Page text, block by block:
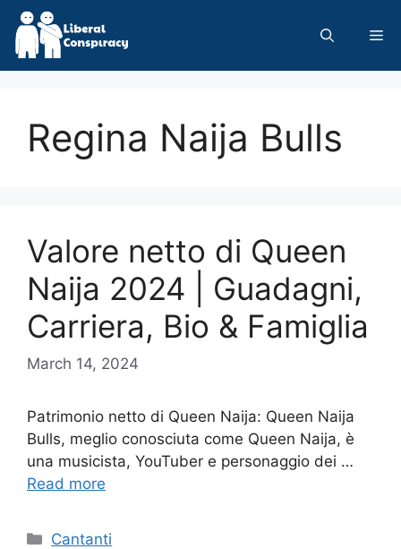
Skip
content
Regina Naija Bulls
Valore netto di Queen
Naija 2024 | Guadagni,
Carriera, Bio & Famiglia
March 14, 2024
Patrimonio netto di Queen Naija: Queen Naija
Bulls, meglio conosciuta come Queen Naija, è
una musicista, YouTuber e personaggio dei …
Read more
Categories
Cantanti